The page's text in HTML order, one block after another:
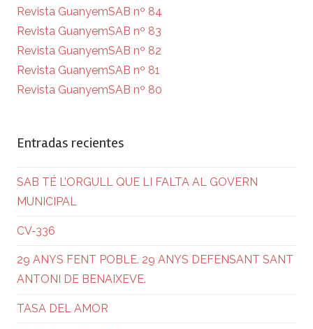
Revista GuanyemSAB nº 84
Revista GuanyemSAB nº 83
Revista GuanyemSAB nº 82
Revista GuanyemSAB nº 81
Revista GuanyemSAB nº 80
Entradas recientes
SAB TÉ L’ORGULL QUE LI FALTA AL GOVERN
MUNICIPAL
CV-336
29 ANYS FENT POBLE. 29 ANYS DEFENSANT SANT
ANTONI DE BENAIXEVE.
TASA DEL AMOR